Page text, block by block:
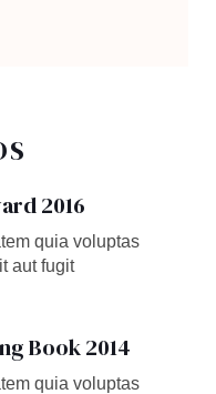
2016
quia voluptas
aut fugit
Book 2014
quia voluptas